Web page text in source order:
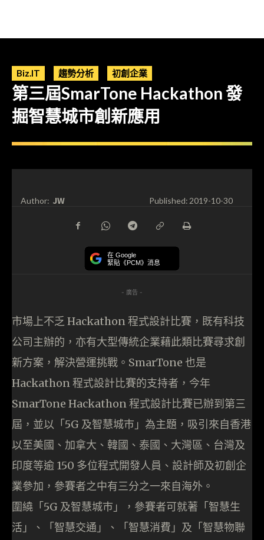
Biz.IT 趨勢分析 初創企業
第三屆SmarTone Hackathon 發
掘智慧城市創新應用
Author: JW Published:2019-10-30
在 Google
緊貼《PCM》消息
- 廣告 -
市場上不乏 Hackathon 程式設計比賽，既有科技
公司主辦的，亦有大型傳統企業藉此類比賽尋求創
新方案，解決營運挑戰。SmarTone 也是
Hackathon 程式設計比賽的支持者，今年
SmarTone Hackathon 程式設計比賽已辦到第三
屆，並以「5G 及智慧城巿」為主題，吸引來自香港
以至美國、加拿大、韓國、泰國、大灣區、台灣及
印度等逾 150 多位程式開發人員、設計師及初創企
業參加，參賽者之中有三分之一來自海外。
圍繞「5G 及智慧城巿」，參賽者可就著「智慧生
活」、「智慧交通」、「智慧消費」及「智慧物聯